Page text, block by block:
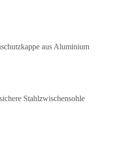
aus Aluminium
Stahlzwischensohle